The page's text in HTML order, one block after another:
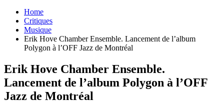
Home
Critiques
Musique
Erik Hove Chamber Ensemble. Lancement de l’album
Polygon à l’OFF Jazz de Montréal
Erik Hove Chamber Ensemble.
Lancement de l’album Polygon à l’OFF
Jazz de Montréal